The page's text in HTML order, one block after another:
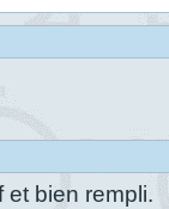
et bien rempli.